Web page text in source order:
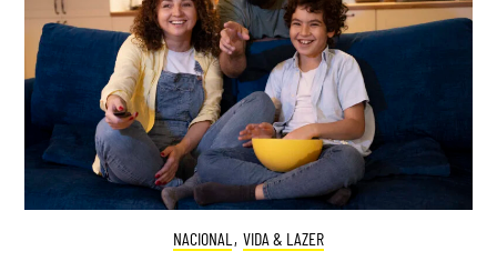
NACIONAL , VIDA & LAZER